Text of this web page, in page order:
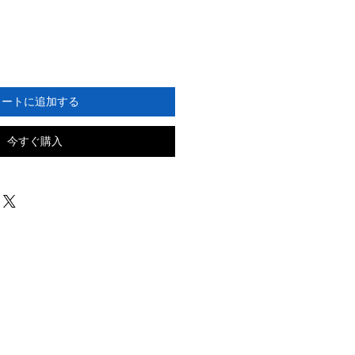
トに追加する
今すぐ購入